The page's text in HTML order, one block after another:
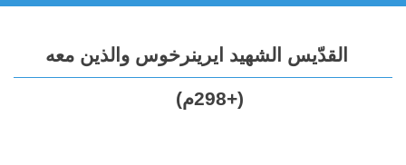
navigation
القدّيس الشهيد ايرينرخوس والذين معه
(+298م)